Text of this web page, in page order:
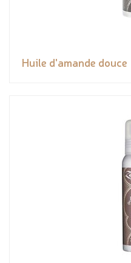
Huile d'amande douce